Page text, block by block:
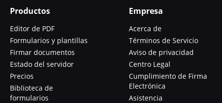
Productos
Editor de PDF
Formularios y plantillas
Firmar documentos
Estado del servidor
Precios
Biblioteca de
formularios
Empresa
Acerca de
Términos de Servicio
Aviso de privacidad
Centro Legal
Cumplimiento de Firma
Electrónica
Asistencia